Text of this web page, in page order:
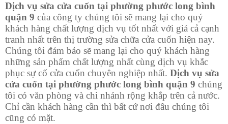
Dịch vụ sửa cửa cuốn tại phường phước long bình
quận 9 của công ty chúng tôi sẽ mang lại cho quý
khách hàng chất lượng dịch vụ tốt nhất với giá cả cạnh
tranh nhất trên thị trường sửa chữa cửa cuốn hiện nay.
Chúng tôi đảm bảo sẽ mang lại cho quý khách hàng
những sản phẩm chất lượng nhất cùng dịch vụ khắc
phục sự cố cửa cuốn chuyên nghiệp nhất. Dịch vụ sửa
cửa cuốn tại phường phước long bình quận 9 chúng
tôi có văn phòng và chi nhánh rộng khắp trên cả nước.
Chỉ cần khách hàng cần thì bất cứ nơi đâu chúng tôi
cũng có mặt.